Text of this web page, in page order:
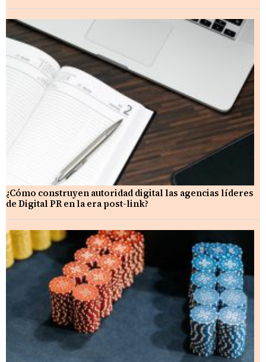
¿Cómo construyen autoridad digital las agencias líderes
de Digital PR en la era post-link?